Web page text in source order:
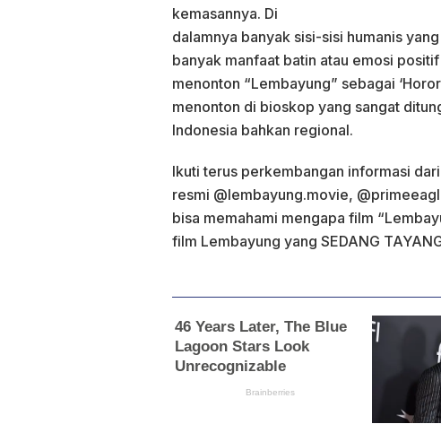
kemasannya. Di
dalamnya banyak sisi-sisi humanis
banyak manfaat batin atau emosi
menonton “Lembayung” sebagai
menonton di bioskop yang sangat
Indonesia bahkan regional.
Ikuti terus perkembangan informasi
resmi @lembayung.movie,
bisa memahami mengapa film
film Lembayung yang SEDANG